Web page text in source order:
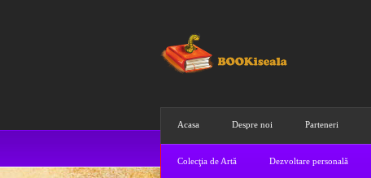
Acasa Despre noi Parteneri
Colecţia de Artă Dezvoltare personală